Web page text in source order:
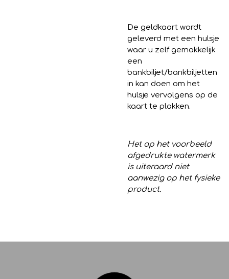
De geldkaart wordt
geleverd met een hulsje
waar u zelf gemakkelijk
een
bankbiljet/bankbiljetten
in kan doen om het
hulsje vervolgens op de
kaart te plakken.
Het op het voorbeeld
afgedrukte watermerk
is uiteraard niet
aanwezig op het fysieke
product.